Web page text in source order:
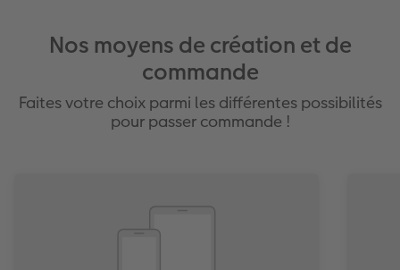
Nos moyens de création et de
commande
Faites votre choix parmi les différentes possibilités
pour passer commande !